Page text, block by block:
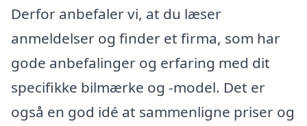
Derfor anbefaler vi, at du læser
anmeldelser og finder et firma, som har
gode anbefalinger og erfaring med dit
specifikke bilmærke og -model. Det er
også en god idé at sammenligne priser og